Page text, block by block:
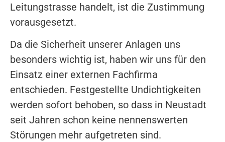
Leitungstrasse handelt, ist die Zustimmung
vorausgesetzt.
Da die Sicherheit unserer Anlagen uns
besonders wichtig ist, haben wir uns für den
Einsatz einer externen Fachfirma
entschieden. Festgestellte Undichtigkeiten
werden sofort behoben, so dass in Neustadt
seit Jahren schon keine nennenswerten
Störungen mehr aufgetreten sind.